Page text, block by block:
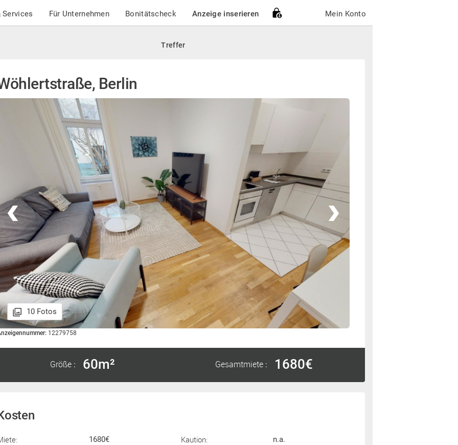
Services Für Unternehmen Bonitätscheck Anzeige inserieren Mein Konto
Treffer
Berlin
10 Fotos
12279758
Größe : 60m² Gesamtmiete : 1680€
1680€ Kaution: n.a.